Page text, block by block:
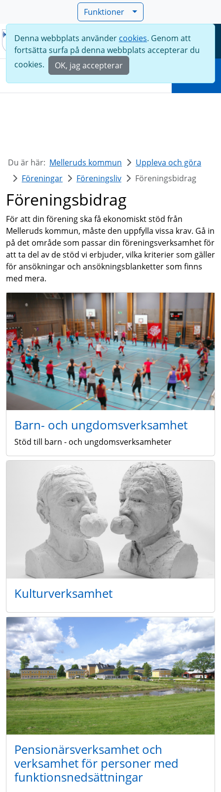
Funktioner
Meny
Denna webbplats använder cookies. Genom att
fortsätta surfa på denna webbplats accepterar du
cookies.
OK, jag accepterar
Du är här: Melleruds kommun
Uppleva och göra
Föreningar
Föreningsliv Föreningsbidrag
Föreningsbidrag
För att din förening ska få ekonomiskt stöd från
Melleruds kommun, måste den uppfylla vissa krav. Gå in
på det område som passar din föreningsverksamhet för
att ta del av de stöd vi erbjuder, vilka kriterier som gäller
för ansökningar och ansökningsblanketter som finns
med mera.
Barn- och ungdomsverksamhet
Stöd till barn - och ungdomsverksamheter
Kulturverksamhet
Pensionärsverksamhet och
verksamhet för personer med
funktionsnedsättningar